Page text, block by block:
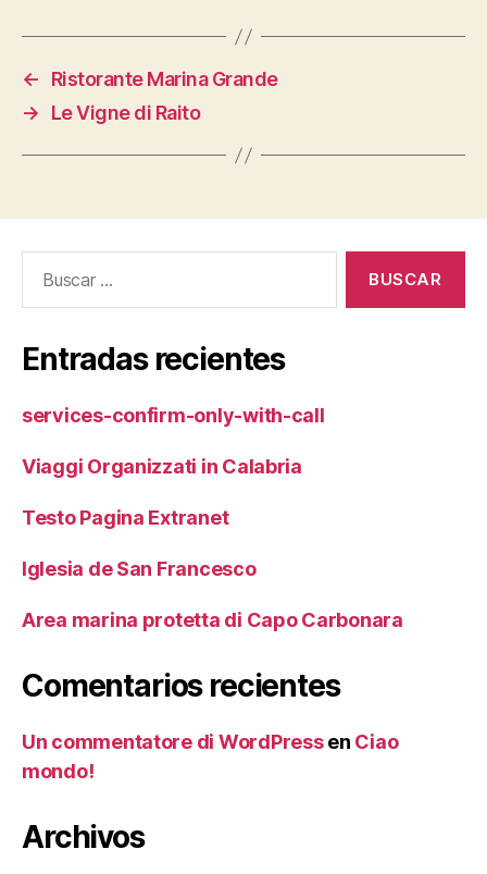
←
Ristorante Marina Grande
→
Le Vigne di Raito
Entradas recientes
services-confirm-only-with-call
Viaggi Organizzati in Calabria
Testo Pagina Extranet
Iglesia de San Francesco
Area marina protetta di Capo Carbonara
Comentarios recientes
Un commentatore di WordPressen Ciao
mondo!
Archivos